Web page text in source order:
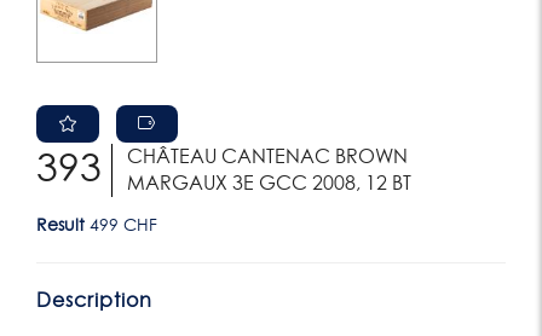
393
CHÂTEAU CANTENAC BROWN
MARGAUX 3E GCC 2008, 12 BT
Result 499 CHF
Description